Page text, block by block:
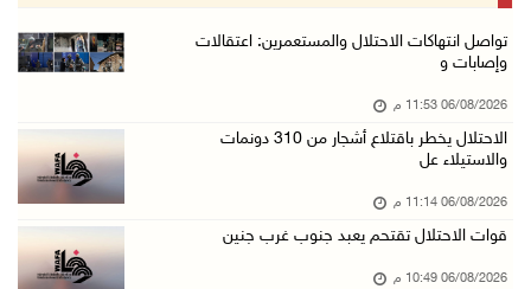
جماهير شعبنا تشيع جثمان الشهيد علاء صبيح في ت ...
الاحتلال يوسع حملات الدهم والاعتقال في قلنديا ...
06/آب/2026 08:06 م
الرئيس المصري وملك البحرين يشددان على ضرورة ت ...
تواصل انتهاكات الاحتلال والمستعمرين: اعتقالات
وإصابات و
06/08/2026 11:53 م
الاحتلال يخطر باقتلاع أشجار من 310 دونمات
والاستيلاء عل
06/08/2026 11:14 م
قوات الاحتلال تقتحم يعبد جنوب غرب جنين
06/08/2026 10:49 م